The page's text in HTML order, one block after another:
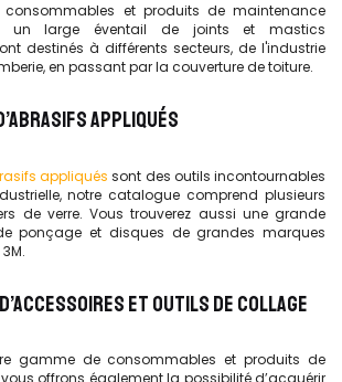
consommables et produits de maintenance
un large éventail de joints et mastics
destinés à différents secteurs, de l'industrie
en passant par la couverture de toiture.
APPLIQUÉS
appliqués sont des outils incontournables
notre catalogue comprend plusieurs
de verre. Vous trouverez aussi une grande
ponçage et disques de grandes marques
ET OUTILS DE COLLAGE
gamme de consommables et produits de
offrons également la possibilité d’acquérir